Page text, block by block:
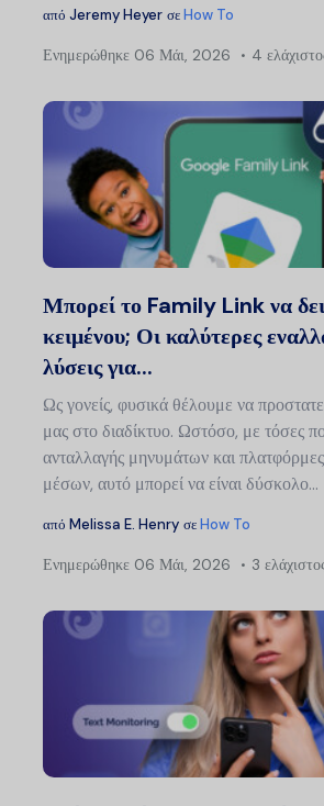
από Jeremy Heyer σεHow To
Ενημερώθηκε 06 Μάι, 2026 4
Μπορεί το Family Link να
κειμένου; Οι καλύτερες
λύσεις για...
Ως γονείς, φυσικά θέλουμε να
μας στο διαδίκτυο. Ωστόσο, με τόσες
ανταλλαγής μηνυμάτων και
μέσων, αυτό μπορεί να είναι δύσκολο...
από Melissa E. Henry σεHow To
Ενημερώθηκε 06 Μάι, 2026 3